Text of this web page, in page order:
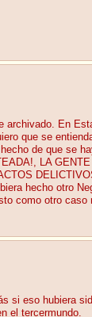
archivado. En
que se
de que se
LA
hecho otro
como otro caso
si eso hubiera
el tercermundo.